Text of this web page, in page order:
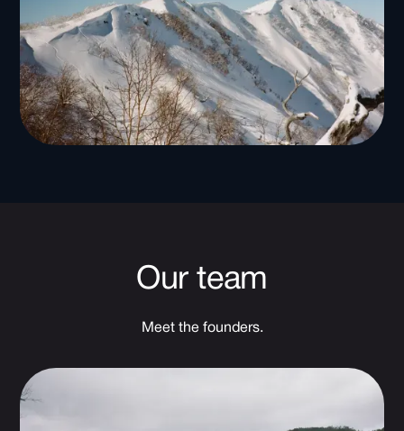
Our team
Meet the founders.